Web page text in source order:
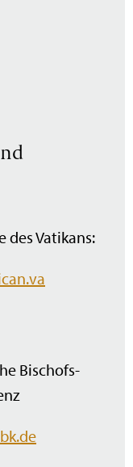
des Vatikans:
Bischofs­